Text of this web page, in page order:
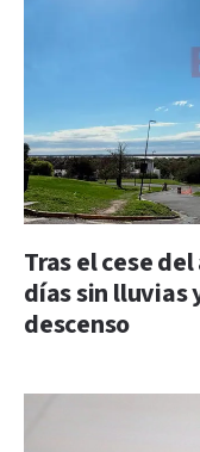
Tras el cese
días sin lluvias
descenso